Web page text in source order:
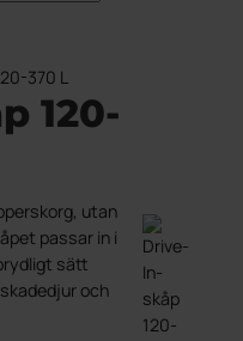
370 L
120-
utan
passar in i
sätt
och